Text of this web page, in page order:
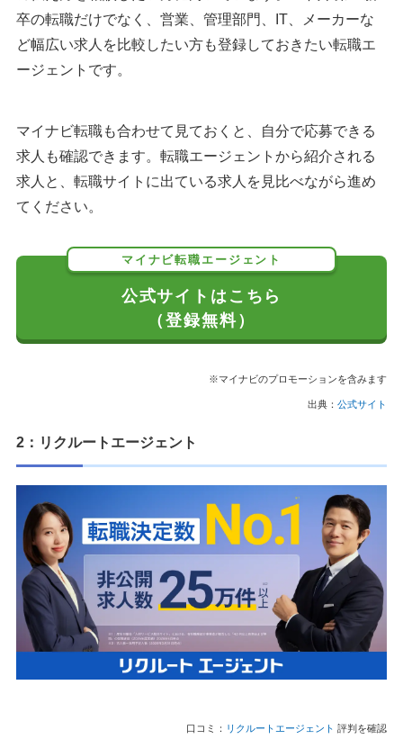
卒の転職だけでなく、営業、管理部門、IT、メーカーな
ど幅広い求人を比較したい方も登録しておきたい転職エ
ージェントです。
マイナビ転職も合わせて見ておくと、自分で応募できる
求人も確認できます。転職エージェントから紹介される
求人と、転職サイトに出ている求人を見比べながら進め
てください。
マイナビ転職エージェント
公式サイトはこちら
（登録無料）
※マイナビのプロモーションを含みます
出典： 公式サイト
2：リクルートエージェント
口コミ： リクルートエージェント 評判を確認